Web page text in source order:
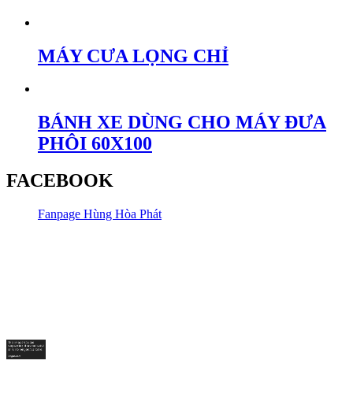
MÁY CƯA LỌNG CHỈ
BÁNH XE DÙNG CHO MÁY ĐƯA
PHÔI 60X100
FACEBOOK
Fanpage Hùng Hòa Phát